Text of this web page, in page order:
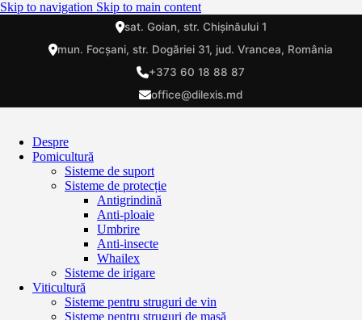
Skip to navigation Skip to main content
sat. Goian, str. Chișinăului 1
mun. Focșani, str. Dogăriei 31, jud. Vrancea, România
+373 60 18 88 87
office@dilexis.md
Despre
Pomicultură
Sisteme de suport
Sisteme de protecție
Antigrindină
Anti-ploaie
Umbrire
Anti-insecte
Whailex
Sisteme de irigare
Viticultură
Sisteme pentru struguri de vin
Sisteme pentru struguri de masă